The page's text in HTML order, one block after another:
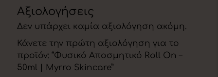
Αξιολογήσεις
Δεν υπάρχει καμία αξιολόγηση ακόμη.
Κάνετε την πρώτη αξιολόγηση για το
προϊόν: “Φυσικό Αποσμητικό Roll On –
50ml | Myrro Skincare”